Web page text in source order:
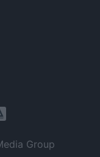
Group